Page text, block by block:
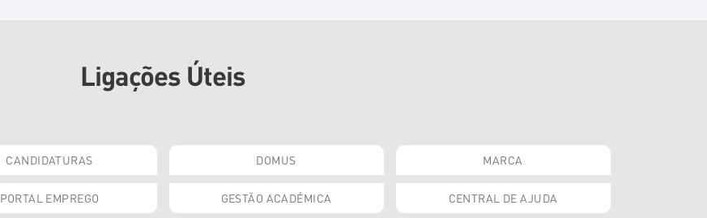
Ligações Úteis
CANDIDATURAS DOMUS MARCA
PORTAL EMPREGO GESTÃO ACADÉMICA CENTRAL DE AJUDA